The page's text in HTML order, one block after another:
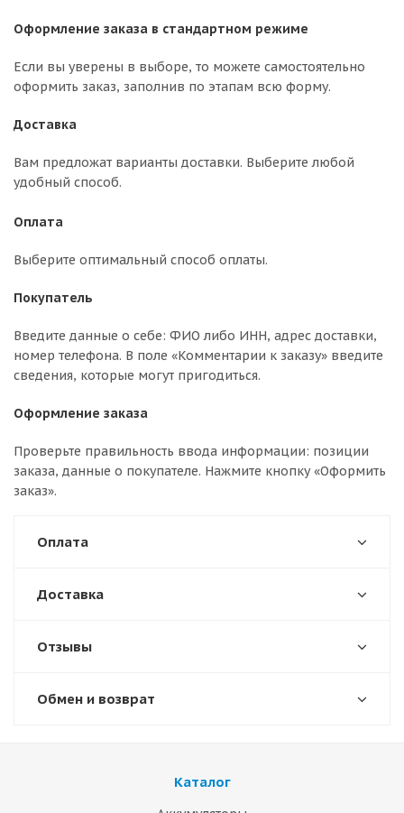
Оформление заказа в стандартном режиме
Если вы уверены в выборе, то можете самостоятельно
оформить заказ, заполнив по этапам всю форму.
Доставка
Вам предложат варианты доставки. Выберите любой
удобный способ.
Оплата
Выберите оптимальный способ оплаты.
Покупатель
Введите данные о себе: ФИО либо ИНН, адрес доставки,
номер телефона. В поле «Комментарии к заказу» введите
сведения, которые могут пригодиться.
Оформление заказа
Проверьте правильность ввода информации: позиции
заказа, данные о покупателе. Нажмите кнопку «Оформить
заказ».
Оплата
Доставка
Отзывы
Обмен и возврат
Каталог